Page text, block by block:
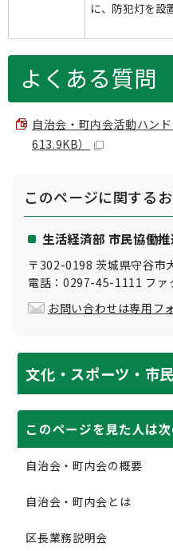
に、防犯灯を設
よくある質問
自治会・町内会活動ハン
613.9KB）
このページに関する
生活経済部 市民協働
〒302-0198 茨城県守谷市
電話：0297-45-1111 フ
お問い合わせは専用フ
文化・スポーツ・市
このページを見た人は
自治会・町内会の概要
自治会・町内会とは
区長業務説明会